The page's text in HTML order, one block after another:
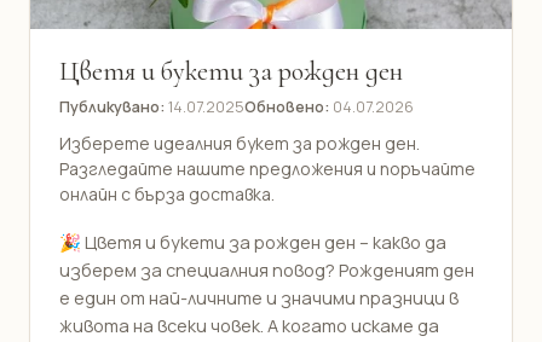
Цветя и букети за рожден ден
Публикувано: 14.07.2025Обновено: 04.07.2026
Изберете идеалния букет за рожден ден.
Разгледайте нашите предложения и поръчайте
онлайн с бърза доставка.
🎉 Цветя и букети за рожден ден – какво да
изберем за специалния повод? Рожденият ден
е един от най-личните и значими празници в
живота на всеки човек. А когато искаме да